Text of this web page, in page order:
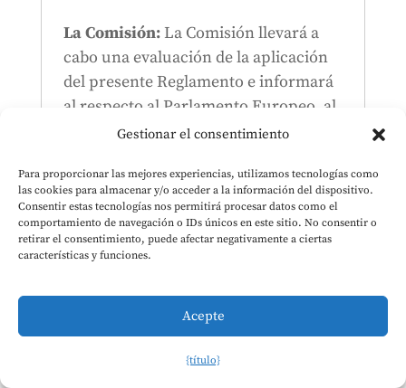
Gestionar el consentimiento
Para proporcionar las mejores experiencias, utilizamos tecnologías como
las cookies para almacenar y/o acceder a la información del dispositivo.
Consentir estas tecnologías nos permitirá procesar datos como el
comportamiento de navegación o IDs únicos en este sitio. No consentir o
retirar el consentimiento, puede afectar negativamente a ciertas
características y funciones.
Acepte
{título}
La Comisión:La Comisión llevará a
cabo una evaluación de la aplicación
del presente Reglamento e informará
al respecto al Parlamento Europeo, al
Consejo y al Comité Económico y
Contenido relacionado con la Ley de IA
Artículo 112, apartado 13
Este calendario se actualizará con las nuevas
fechas clave que anuncien los organismos